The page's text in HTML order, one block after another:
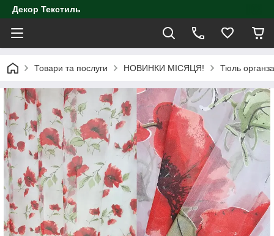
Декор Текстиль
Товари та послуги НОВИНКИ МІСЯЦЯ! Тюль